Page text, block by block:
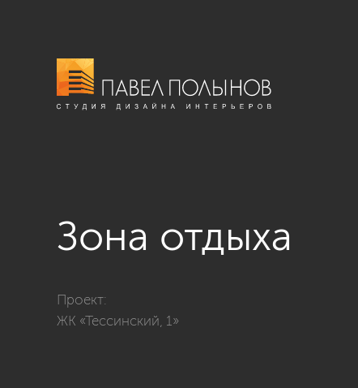
Зона отдыха
Проект:
ЖК «Тессинский, 1»